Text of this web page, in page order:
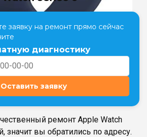
Героев
заявку на ремонт прямо сейчас
диагностику
Оставить заявку
ремонт Apple Watch
значит вы обратились по адресу.